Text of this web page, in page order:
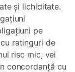
și lichiditate.
pe
ratinguri de
risc mic, vei
concordanță cu